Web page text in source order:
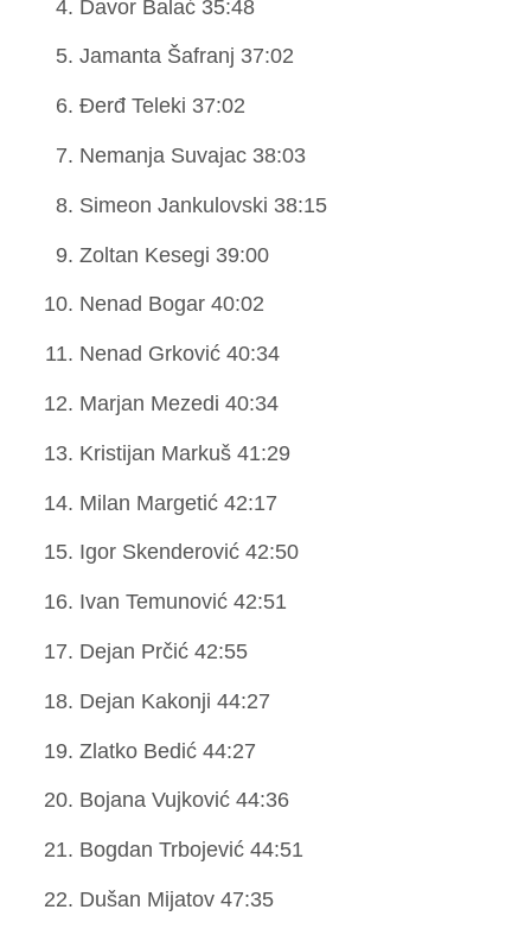
Davor Balać 35:48
Jamanta Šafranj 37:02
Đerđ Teleki 37:02
Nemanja Suvajac 38:03
Simeon Jankulovski 38:15
Zoltan Kesegi 39:00
Nenad Bogar 40:02
Nenad Grković 40:34
Marjan Mezedi 40:34
Kristijan Markuš 41:29
Milan Margetić 42:17
Igor Skenderović 42:50
Ivan Temunović 42:51
Dejan Prčić 42:55
Dejan Kakonji 44:27
Zlatko Bedić 44:27
Bojana Vujković 44:36
Bogdan Trbojević 44:51
Dušan Mijatov 47:35